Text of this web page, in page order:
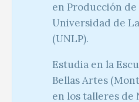
en Producción de
Universidad de
(UNLP).
Estudia en la
Bellas Artes
en los talleres de